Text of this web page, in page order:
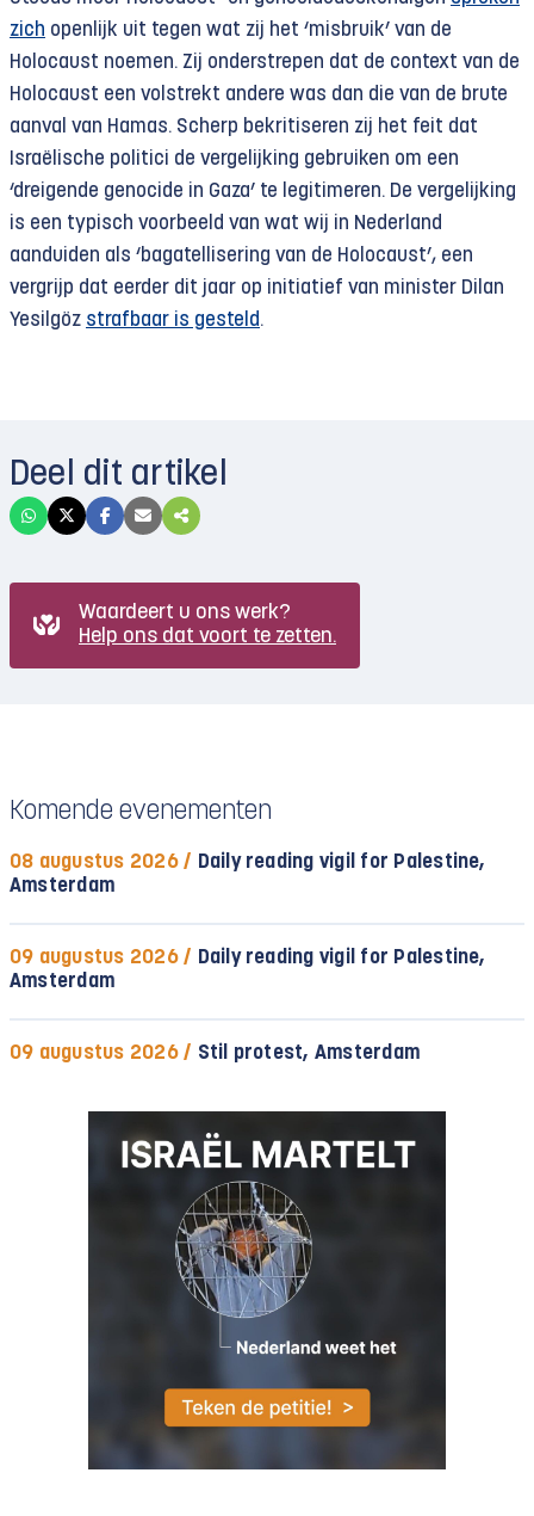
zich openlijk uit tegen wat zij het ‘misbruik’ van de
Holocaust noemen. Zij onderstrepen dat de context van de
Holocaust een volstrekt andere was dan die van de brute
aanval van Hamas. Scherp bekritiseren zij het feit dat
Israëlische politici de vergelijking gebruiken om een
‘dreigende genocide in Gaza’ te legitimeren. De vergelijking
is een typisch voorbeeld van wat wij in Nederland
aanduiden als ‘bagatellisering van de Holocaust’, een
vergrijp dat eerder dit jaar op initiatief van minister Dilan
Yesilgöz strafbaar is gesteld.
Deel dit artikel
Waardeert u ons werk?
Help ons dat voort te zetten.
Komende evenementen
08 augustus 2026 / Daily reading vigil for Palestine,
Amsterdam
09 augustus 2026 / Daily reading vigil for Palestine,
Amsterdam
09 augustus 2026 / Stil protest, Amsterdam